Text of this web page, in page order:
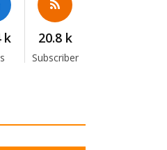
k 20.8 k
Subscriber